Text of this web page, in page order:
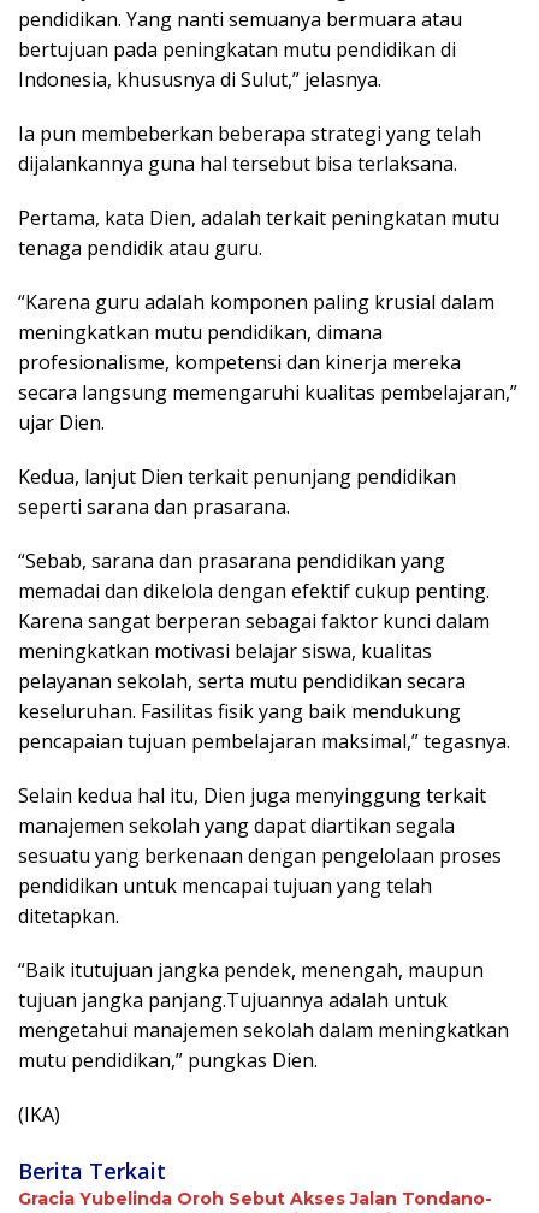
pendidikan. Yang nanti semuanya bermuara atau
bertujuan pada peningkatan mutu pendidikan di
Indonesia, khususnya di Sulut,” jelasnya.
Ia pun membeberkan beberapa strategi yang telah
dijalankannya guna hal tersebut bisa terlaksana.
Pertama, kata Dien, adalah terkait peningkatan mutu
tenaga pendidik atau guru.
“Karena guru adalah komponen paling krusial dalam
meningkatkan mutu pendidikan, dimana
profesionalisme, kompetensi dan kinerja mereka
secara langsung memengaruhi kualitas pembelajaran,”
ujar Dien.
Kedua, lanjut Dien terkait penunjang pendidikan
seperti sarana dan prasarana.
“Sebab, sarana dan prasarana pendidikan yang
memadai dan dikelola dengan efektif cukup penting.
Karena sangat berperan sebagai faktor kunci dalam
meningkatkan motivasi belajar siswa, kualitas
pelayanan sekolah, serta mutu pendidikan secara
keseluruhan. Fasilitas fisik yang baik mendukung
pencapaian tujuan pembelajaran maksimal,” tegasnya.
Selain kedua hal itu, Dien juga menyinggung terkait
manajemen sekolah yang dapat diartikan segala
sesuatu yang berkenaan dengan pengelolaan proses
pendidikan untuk mencapai tujuan yang telah
ditetapkan.
“Baik itutujuan jangka pendek, menengah, maupun
tujuan jangka panjang.Tujuannya adalah untuk
mengetahui manajemen sekolah dalam meningkatkan
mutu pendidikan,” pungkas Dien.
(IKA)
Berita Terkait
Gracia Yubelinda Oroh Sebut Akses Jalan Tondano-